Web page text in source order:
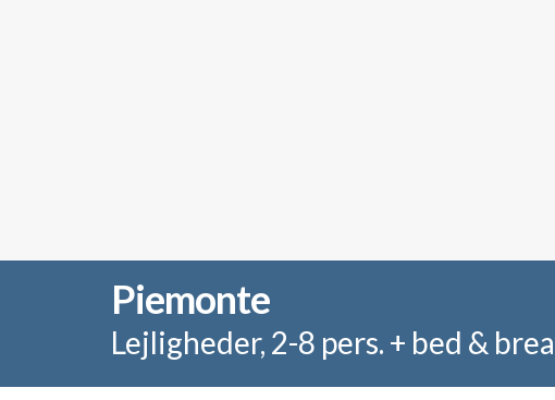
Piemonte
Lejligheder, 2-8 pers. + bed &